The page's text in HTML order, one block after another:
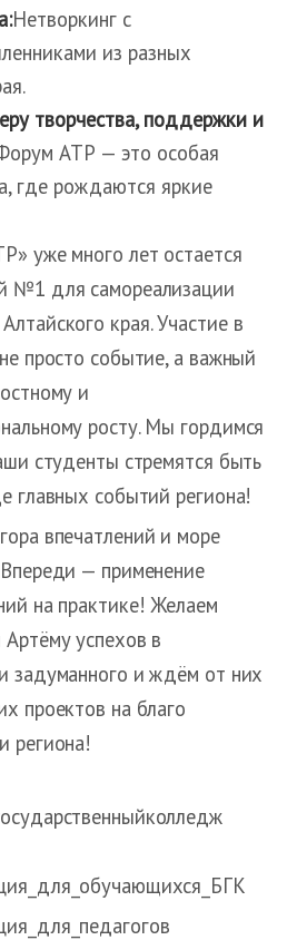
Нетворкинг с
из разных
творчества, поддержки и
АТР — это особая
где рождаются яркие
уже много лет остается
№1 для самореализации
края. Участие в
просто событие, а важный
и
росту. Мы гордимся
студенты стремятся быть
главных событий региона!
впечатлений и море
— применение
на практике! Желаем
успехов в
задуманного и ждём от них
проектов на благо
региона!